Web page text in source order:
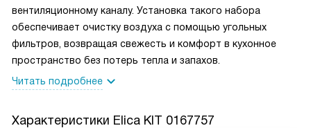
вентиляционному каналу. Установка такого набора
обеспечивает очистку воздуха с помощью угольных
фильтров, возвращая свежесть и комфорт в кухонное
пространство без потерь тепла и запахов.
Читать подробнее
Характеристики Elica KIT 0167757